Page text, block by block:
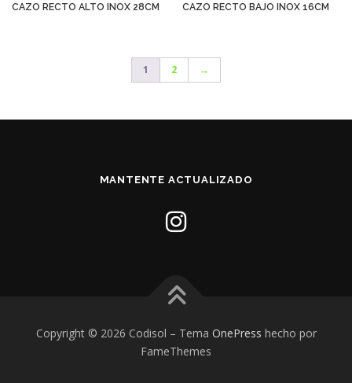
CAZO RECTO ALTO INOX 28CM CAZO RECTO BAJO INOX 16CM
1 2 →
MANTENTE ACTUALIZADO
Copyright © 2026 Codisol – Tema OnePress hecho por
FameThemes